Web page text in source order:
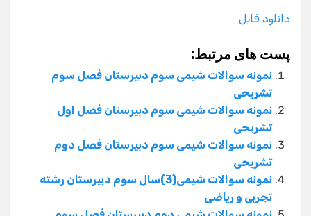
دانلود فایل
پست های مرتبط:
نمونه سوالات شیمی سوم دبیرستان فصل سوم
تشریحی
نمونه سوالات شیمی سوم دبیرستان فصل اول
تشریحی
نمونه سوالات شیمی سوم دبیرستان فصل دوم
تشریحی
نمونه سوالات شیمی(3)سال سوم دبیرستان رشته
تجربی و ریاضی